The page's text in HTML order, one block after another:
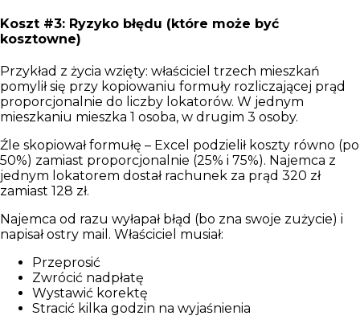
Koszt #3: Ryzyko błędu (które może być
kosztowne)
Przykład z życia wzięty: właściciel trzech mieszkań
pomylił się przy kopiowaniu formuły rozliczającej prąd
proporcjonalnie do liczby lokatorów. W jednym
mieszkaniu mieszka 1 osoba, w drugim 3 osoby.
Źle skopiował formułę – Excel podzielił koszty równo (po
50%) zamiast proporcjonalnie (25% i 75%). Najemca z
jednym lokatorem dostał rachunek za prąd 320 zł
zamiast 128 zł.
Najemca od razu wyłapał błąd (bo zna swoje zużycie) i
napisał ostry mail. Właściciel musiał:
Przeprosić
Zwrócić nadpłatę
Wystawić korektę
Stracić kilka godzin na wyjaśnienia